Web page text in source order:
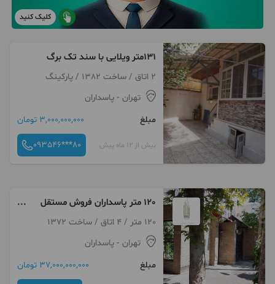
کلیک کنید
۱۳۱متر ویلایی با سند تک برگ
2 اتاق / ساخت 1382 / پارکینگ
تهران - پاسداران
مبلغ
3,000,000,000 تومان
بیش از 12 ماه پیش 093546***80
120 متر پاسداران فروش مستقل
ویلایی
120 متر / 4 اتاق / ساخت 1372
تهران - پاسداران
مبلغ
37,000,000,000 تومان